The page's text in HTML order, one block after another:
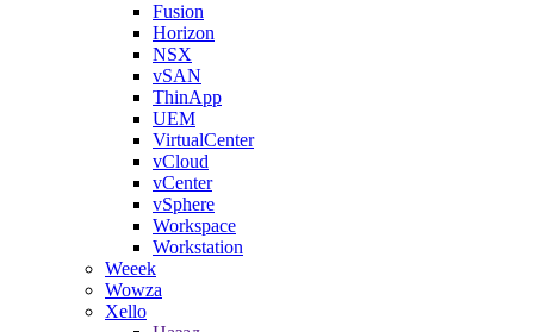
Fusion
Horizon
NSX
vSAN
ThinApp
UEM
VirtualCenter
vCloud
vCenter
vSphere
Workspace
Workstation
Weeek
Wowza
Xello